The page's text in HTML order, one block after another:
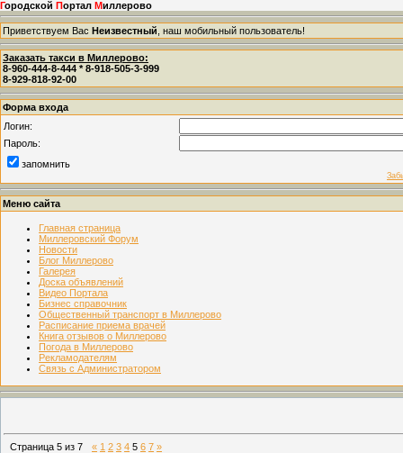
Городской Портал Миллерово
Приветствуем Вас Неизвестный , наш мобильный пользователь!
Заказать такси в Миллерово:
8-960-444-8-444 * 8-918-505-3-999
8-929-818-92-00
Форма входа
Логин:
Пароль:
запомнить
Меню сайта
Главная страница
Миллеровский Форум
Новости
Блог Миллерово
Галерея
Доска объявлений
Видео Портала
Бизнес справочник
Общественный транспорт в Миллерово
Расписание приема врачей
Книга отзывов о Миллерово
Погода в Миллерово
Рекламодателям
Связь с Администратором
Страница 5 из 7 « 1 2 3 4 5 6 7 »